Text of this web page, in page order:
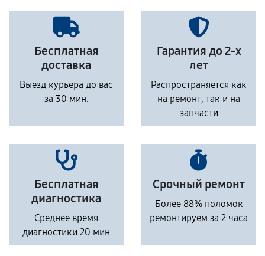
Бесплатная
доставка
Выезд курьера до вас
за 30 мин.
Гарантия до 2-х
лет
Распространяется как
на ремонт, так и на
запчасти
Бесплатная
диагностика
Среднее время
диагностики 20 мин
Срочный ремонт
Более 88% поломок
ремонтируем за 2 часа